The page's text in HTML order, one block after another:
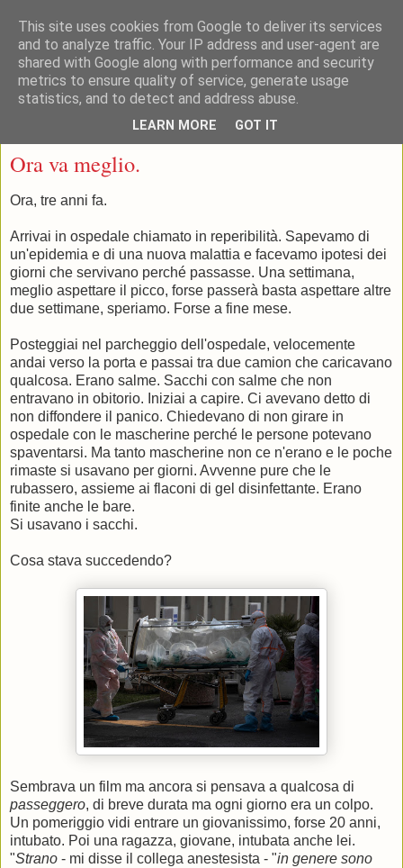
Ora va meglio.
Ora, tre anni fa.
Arrivai in ospedale chiamato in reperibilità. Sapevamo di
un'epidemia e di una nuova malattia e facevamo ipotesi dei
giorni che servivano perché passasse. Una settimana,
meglio aspettare il picco, forse passerà basta aspettare altre
due settimane, speriamo. Forse a fine mese.
Posteggiai nel parcheggio dell'ospedale, velocemente
andai verso la porta e passai tra due camion che caricavano
qualcosa. Erano salme. Sacchi con salme che non
entravano in obitorio. Iniziai a capire. Ci avevano detto di
non diffondere il panico. Chiedevano di non girare in
ospedale con le mascherine perché le persone potevano
spaventarsi. Ma tanto mascherine non ce n'erano e le poche
rimaste si usavano per giorni. Avvenne pure che le
rubassero, assieme ai flaconi di gel disinfettante. Erano
finite anche le bare.
Si usavano i sacchi.
Cosa stava succedendo?
Sembrava un film ma ancora si pensava a qualcosa di
passeggero, di breve durata ma ogni giorno era un colpo.
Un pomeriggio vidi entrare un giovanissimo, forse 20 anni,
intubato. Poi una ragazza, giovane, intubata anche lei.
"Strano - mi disse il collega anestesista - "in genere sono
This site uses cookies from Google to deliver its services
and to analyze traffic. Your IP address and user-agent are
shared with Google along with performance and security
metrics to ensure quality of service, generate usage
statistics, and to detect and address abuse.
LEARN MORE GOT IT